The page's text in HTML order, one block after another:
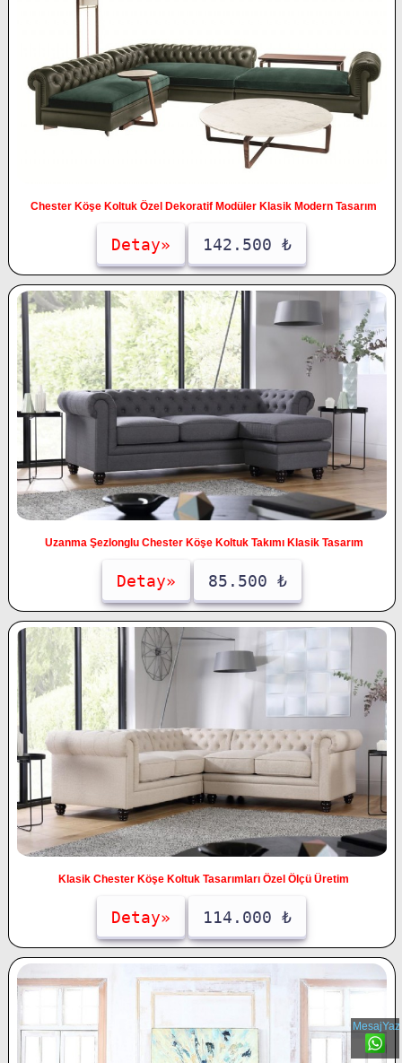
Chester Köşe Koltuk Özel Dekoratif Modüler Klasik Modern Tasarım
Detay» 142.500 ₺
Uzanma Şezlonglu Chester Köşe Koltuk Takımı Klasik Tasarım
Detay» 85.500 ₺
Klasik Chester Köşe Koltuk Tasarımları Özel Ölçü Üretim
Detay» 114.000 ₺
MesajYaz